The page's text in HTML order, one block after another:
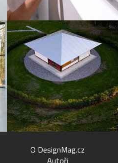
O DesignMag.cz